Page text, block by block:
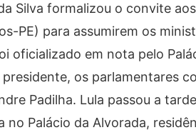
Silva formalizou o convite
PE) para assumirem os
oficializado em nota pelo
os parlamentares
Padilha. Lula passou a
no Palácio da Alvorada,